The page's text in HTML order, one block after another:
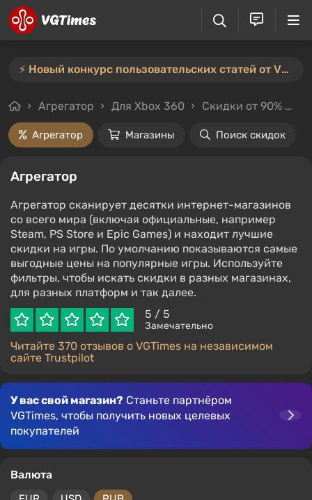
⚡️ Новый конкурс пользовательских статей от VGTimes — участвуйте тут ⚡️
Агрегатор Для Xbox 360 Скидки от 90%
Агрегатор Магазины Поиск скидок
Агрегатор
Агрегатор сканирует десятки интернет-магазинов
со всего мира (включая официальные, например
Steam, PS Store и Epic Games) и находит лучшие
скидки на игры. По умолчанию показываются самые
выгодные цены на популярные игры. Используйте
фильтры, чтобы искать скидки в разных магазинах,
для разных платформ и так далее.
5 / 5
Замечательно
Читайте 370 отзывов о VGTimes на независимом
сайте Trustpilot
У вас свой магазин? Станьте партнёром
VGTimes, чтобы получить новых целевых
покупателей
Валюта